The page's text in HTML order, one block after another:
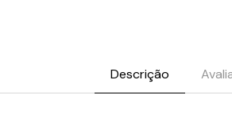
Descrição